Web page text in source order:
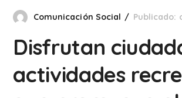
Comunicación Social Publicado:
Disfrutan
actividades